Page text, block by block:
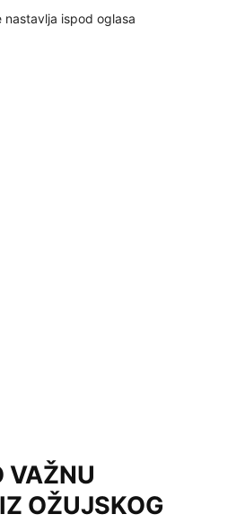
nastavlja ispod oglasa
VAŽNU
OŽUJSKOG